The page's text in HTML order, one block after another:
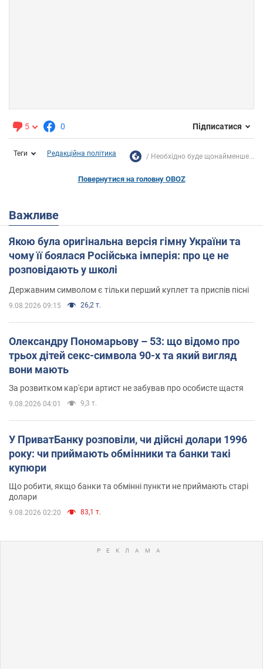
5 0 Підписатися
Теги Редакційна політика Необхідно буде щонайменше...
Повернутися на головну OBOZ
Важливе
Якою була оригінальна версія гімну України та
чому її боялася Російська імперія: про це не
розповідають у школі
Державним символом є тільки перший куплет та приспів пісні
9.08.2026 09:15 26,2 т.
Олександру Пономарьову – 53: що відомо про
трьох дітей секс-символа 90-х та який вигляд
вони мають
За розвитком кар'єри артист не забував про особисте щастя
9.08.2026 04:01 9,3 т.
У ПриватБанку розповіли, чи дійсні долари 1996
року: чи приймають обмінники та банки такі
купюри
Що робити, якщо банки та обмінні пункти не приймають старі
долари
9.08.2026 02:20 83,1 т.